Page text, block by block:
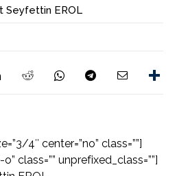
Seyfettin EROL
4″ center=”no” class=””]
class=”” unprefixed_class=””]